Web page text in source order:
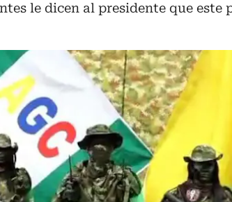
le dicen al presidente que